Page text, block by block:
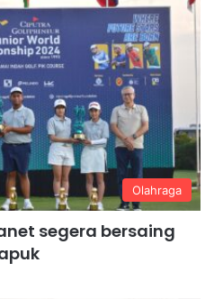
Olahraga
segera bersaing